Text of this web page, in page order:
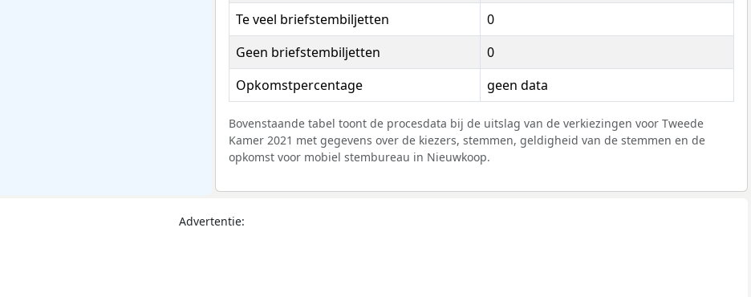
Te veel briefstembiljetten
0
Geen briefstembiljetten
0
Opkomstpercentage
geen data
Bovenstaande tabel toont de procesdata bij de uitslag van de verkiezingen voor Tweede
Kamer 2021 met gegevens over de kiezers, stemmen, geldigheid van de stemmen en de
opkomst voor mobiel stembureau in Nieuwkoop.
Advertentie: